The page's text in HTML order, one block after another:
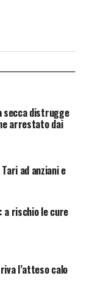
secca distrugge
arrestato dai
ad anziani e
a rischio le cure
l’atteso calo